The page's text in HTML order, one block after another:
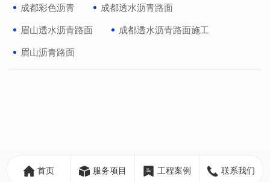
成都彩色沥青 成都透水沥青路面
眉山透水沥青路面 成都透水沥青路面施工
眉山沥青路面
首页 服务项目 工程案例 联系我们